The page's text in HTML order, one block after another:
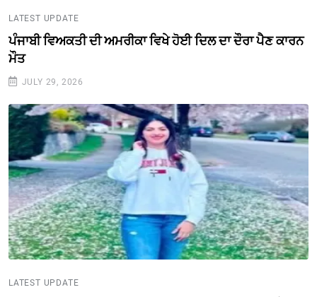
LATEST UPDATE
ਪੰਜਾਬੀ ਵਿਅਕਤੀ ਦੀ ਅਮਰੀਕਾ ਵਿਖੇ ਹੋਈ ਦਿਲ ਦਾ ਦੌਰਾ ਪੈਣ ਕਾਰਨ
ਮੌਤ
JULY 29, 2026
LATEST UPDATE